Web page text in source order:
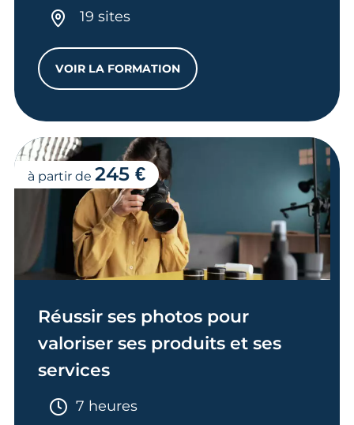
19 sites
VOIR LA FORMATIONFORMATION HABILITATIONS
Réussir ses photos pour
valoriser ses produits et ses
services
Durée :
7 heures
à partir de 245 €